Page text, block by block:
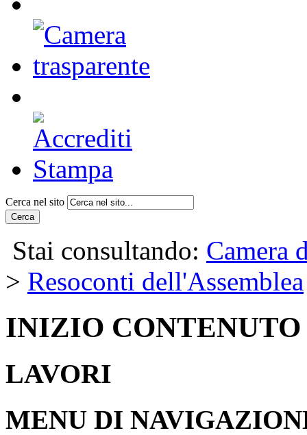
Cerca nel sito
Cerca
Stai consultando: Camera
> Resoconti dell'Assemblea
INIZIO CONTENUTO
LAVORI
MENU DI